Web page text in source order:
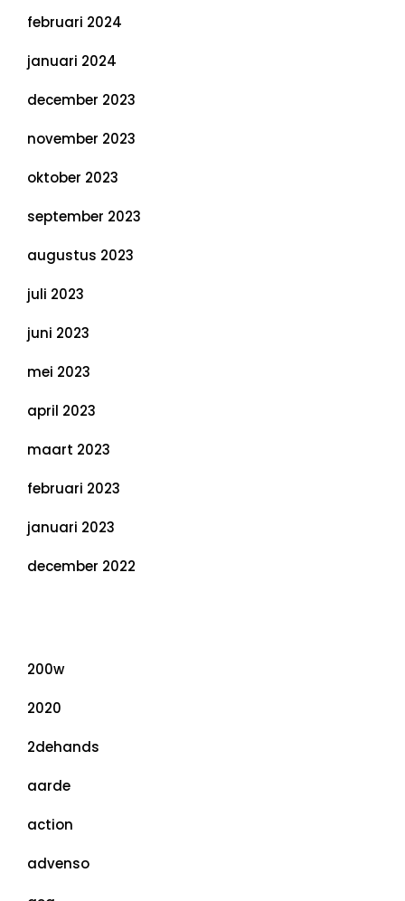
februari 2024
januari 2024
december 2023
november 2023
oktober 2023
september 2023
augustus 2023
juli 2023
juni 2023
mei 2023
april 2023
maart 2023
februari 2023
januari 2023
december 2022
200w
2020
2dehands
aarde
action
advenso